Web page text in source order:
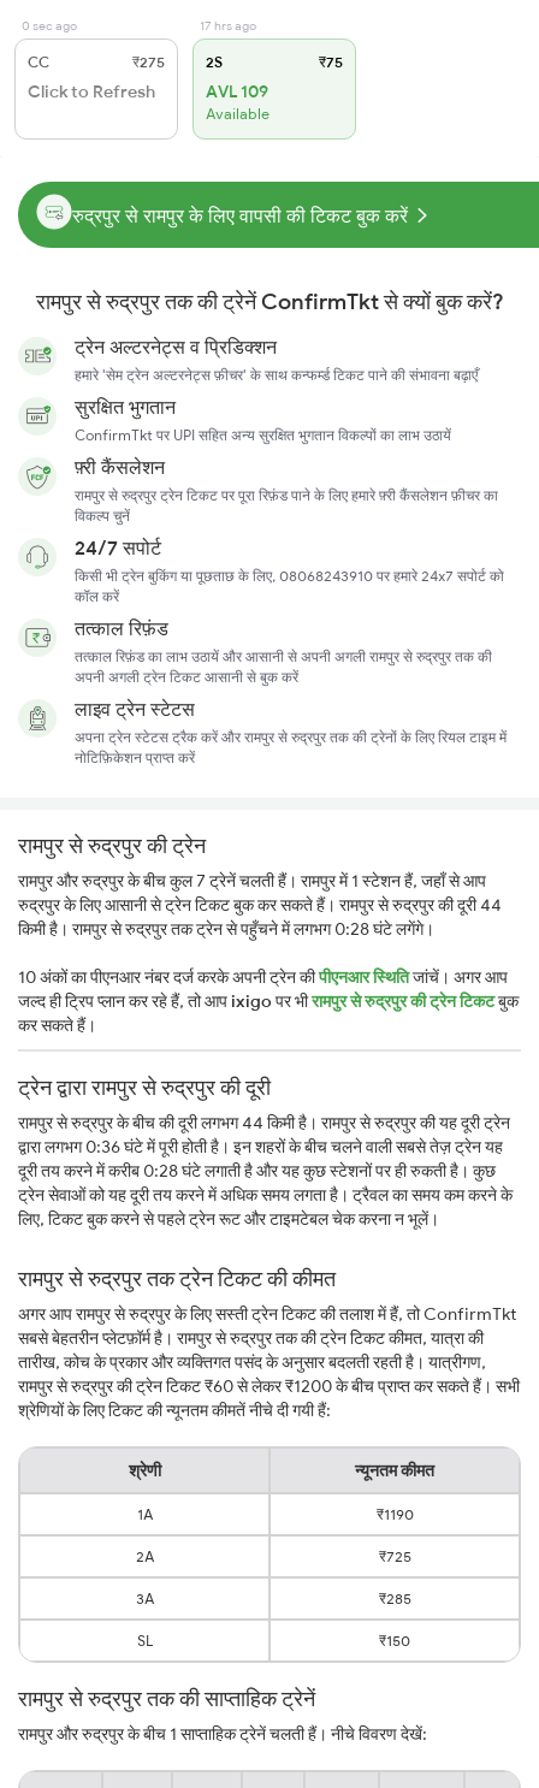
0 sec ago
CC ₹275
Click to Refresh
17 hrs ago
2S ₹75
AVL 109
Available
रुद्रपुर से रामपुर के लिए वापसी की टिकट बुक करें
रामपुर से रुद्रपुर तक की ट्रेनें ConfirmTkt से क्यों बुक करें?
ट्रेन अल्टरनेट्स व प्रिडिक्शन
हमारे 'सेम ट्रेन अल्टरनेट्स फ़ीचर' के साथ कन्फर्म्ड टिकट पाने की संभावना बढ़ाएँ
सुरक्षित भुगतान
ConfirmTkt पर UPI सहित अन्य सुरक्षित भुगतान विकल्पों का लाभ उठायें
फ़्री कैंसलेशन
रामपुर से रुद्रपुर ट्रेन टिकट पर पूरा रिफ़ंड पाने के लिए हमारे फ़्री कैंसलेशन फ़ीचर का
विकल्प चुनें
24/7 सपोर्ट
किसी भी ट्रेन बुकिंग या पूछताछ के लिए, 08068243910 पर हमारे 24x7 सपोर्ट को
कॉल करें
तत्काल रिफ़ंड
तत्काल रिफ़ंड का लाभ उठायें और आसानी से अपनी अगली रामपुर से रुद्रपुर तक की
अपनी अगली ट्रेन टिकट आसानी से बुक करें
लाइव ट्रेन स्टेटस
अपना ट्रेन स्टेटस ट्रैक करें और रामपुर से रुद्रपुर तक की ट्रेनों के लिए रियल टाइम में
नोटिफ़िकेशन प्राप्त करें
रामपुर से रुद्रपुर की ट्रेन
रामपुर और रुद्रपुर के बीच कुल 7 ट्रेनें चलती हैं। रामपुर में 1 स्टेशन हैं, जहाँ से आप
रुद्रपुर के लिए आसानी से ट्रेन टिकट बुक कर सकते हैं। रामपुर से रुद्रपुर की दूरी 44
किमी है। रामपुर से रुद्रपुर तक ट्रेन से पहुँचने में लगभग 0:28 घंटे लगेंगे।
10 अंकों का पीएनआर नंबर दर्ज करके अपनी ट्रेन कीपीएनआर स्थितिजांचें। अगर आप
जल्द ही ट्रिप प्लान कर रहे हैं, तो आपixigoपर भीरामपुर से रुद्रपुर की ट्रेन टिकटबुक
कर सकते हैं।
ट्रेन द्वारा रामपुर से रुद्रपुर की दूरी
रामपुर से रुद्रपुर के बीच की दूरी लगभग 44 किमी है। रामपुर से रुद्रपुर की यह दूरी ट्रेन
द्वारा लगभग 0:36 घंटे में पूरी होती है। इन शहरों के बीच चलने वाली सबसे तेज़ ट्रेन यह
दूरी तय करने में करीब 0:28 घंटे लगाती है और यह कुछ स्टेशनों पर ही रुकती है। कुछ
ट्रेन सेवाओं को यह दूरी तय करने में अधिक समय लगता है। ट्रैवल का समय कम करने के
लिए, टिकट बुक करने से पहले ट्रेन रूट और टाइमटेबल चेक करना न भूलें।
रामपुर से रुद्रपुर तक ट्रेन टिकट की कीमत
अगर आप रामपुर से रुद्रपुर के लिए सस्ती ट्रेन टिकट की तलाश में हैं, तो ConfirmTkt
सबसे बेहतरीन प्लेटफ़ॉर्म है। रामपुर से रुद्रपुर तक की ट्रेन टिकट कीमत, यात्रा की
तारीख, कोच के प्रकार और व्यक्तिगत पसंद के अनुसार बदलती रहती है। यात्रीगण,
रामपुर से रुद्रपुर की ट्रेन टिकट ₹60 से लेकर ₹1200 के बीच प्राप्त कर सकते हैं। सभी
श्रेणियों के लिए टिकट की न्यूनतम कीमतें नीचे दी गयी हैं:
श्रेणी न्यूनतम कीमत
1A ₹1190
2A ₹725
3A ₹285
SL ₹150
रामपुर से रुद्रपुर तक की साप्ताहिक ट्रेनें
रामपुर और रुद्रपुर के बीच 1 साप्ताहिक ट्रेनें चलती हैं। नीचे विवरण देखें: